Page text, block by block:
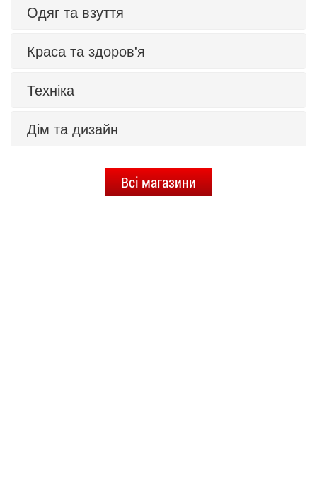
Одяг та взуття
Краса та здоров'я
Техніка
Дім та дизайн
Всі магазини